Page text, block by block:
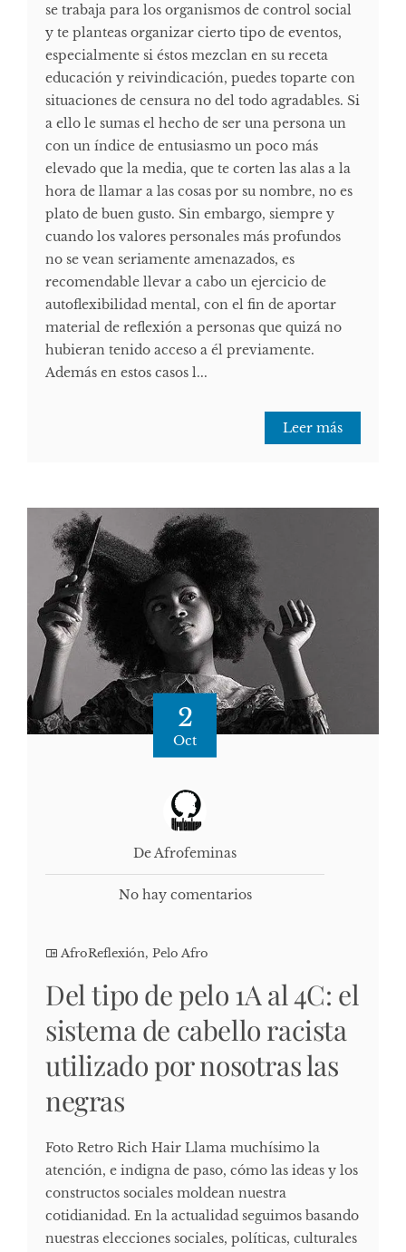
se trabaja para los organismos de control social
y te planteas organizar cierto tipo de eventos,
especialmente si éstos mezclan en su receta
educación y reivindicación, puedes toparte con
situaciones de censura no del todo agradables. Si
a ello le sumas el hecho de ser una persona un
con un índice de entusiasmo un poco más
elevado que la media, que te corten las alas a la
hora de llamar a las cosas por su nombre, no es
plato de buen gusto. Sin embargo, siempre y
cuando los valores personales más profundos
no se vean seriamente amenazados, es
recomendable llevar a cabo un ejercicio de
autoflexibilidad mental, con el fin de aportar
material de reflexión a personas que quizá no
hubieran tenido acceso a él previamente.
Además en estos casos l...
Leer más
2
Oct
De Afrofeminas
No hay comentarios
AfroReflexión, Pelo Afro
Del tipo de pelo 1A al 4C: el
sistema de cabello racista
utilizado por nosotras las
negras
Foto Retro Rich Hair Llama muchísimo la
atención, e indigna de paso, cómo las ideas y los
constructos sociales moldean nuestra
cotidianidad. En la actualidad seguimos basando
nuestras elecciones sociales, políticas, culturales